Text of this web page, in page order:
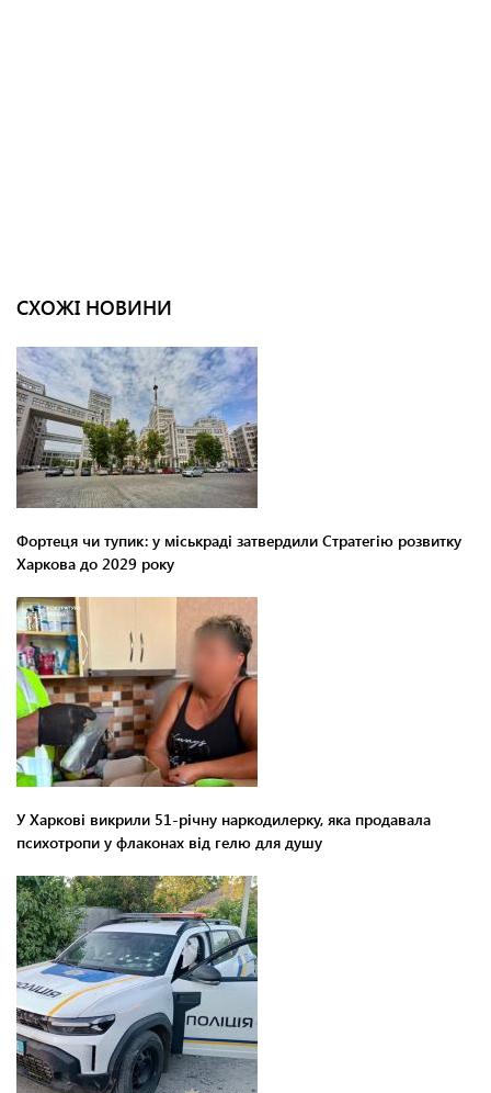
СХОЖІ НОВИНИ
Фортеця чи тупик: у міськраді затвердили Стратегію розвитку
Харкова до 2029 року
У Харкові викрили 51-річну наркодилерку, яка продавала
психотропи у флаконах від гелю для душу